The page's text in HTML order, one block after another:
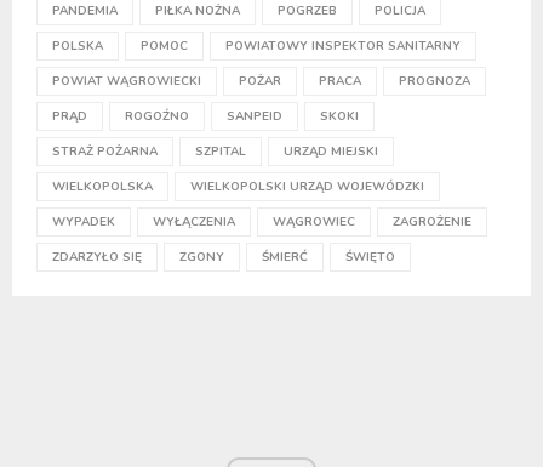
PANDEMIA PIŁKA NOŻNA POGRZEB POLICJA
POLSKA POMOC POWIATOWY INSPEKTOR SANITARNY
POWIAT WĄGROWIECKI POŻAR PRACA PROGNOZA
PRĄD ROGOŹNO SANPEID SKOKI
STRAŻ POŻARNA SZPITAL URZĄD MIEJSKI
WIELKOPOLSKA WIELKOPOLSKI URZĄD WOJEWÓDZKI
WYPADEK WYŁĄCZENIA WĄGROWIEC ZAGROŻENIE
ZDARZYŁO SIĘ ZGONY ŚMIERĆ ŚWIĘTO